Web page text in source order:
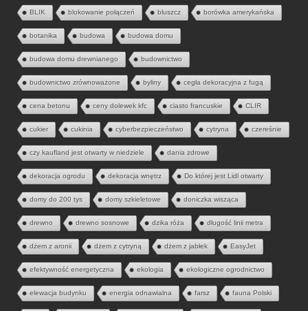
BLIK blokowanie połączeń bluszcz borówka amerykańska
botanika budowa budowa domu
budowa domu drewnianego budownictwo
budownictwo zrównoważone byliny cegła dekoracyjna z fugą
cena betonu ceny dolewek kfc ciasto francuskie CLIR
cukier cukinia cyberbezpieczeństwo cytryna czereśnie
czy kaufland jest otwarty w niedziele dania zdrowe
dekoracja ogrodu dekoracja wnętrz Do której jest Lidl otwarty
domy do 200 tys domy szkieletowe doniczka wisząca
drewno drewno sosnowe dzika róża długość linii metra
dżem z aronii dżem z cytryną dżem z jabłek EasyJet
efektywność energetyczna ekologia ekologiczne ogrodnictwo
elewacja budynku energia odnawialna farsz fauna Polski